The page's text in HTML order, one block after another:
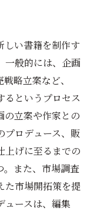
しい書籍を制作す
一般的には、企画
略立案など、
るというプロセス
の立案や作家との
プロデュース、販
上げに至るまでの
。また、市場調査
た市場開拓策を提
ュースは、編集